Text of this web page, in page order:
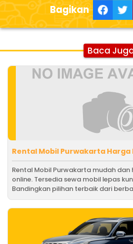
Bagikan
Baca
Rental Mobil Purwakarta Harga
Rental Mobil Purwakarta mudah
online. Tersedia sewa mobil lepas
Bandingkan pilihan terbaik dari